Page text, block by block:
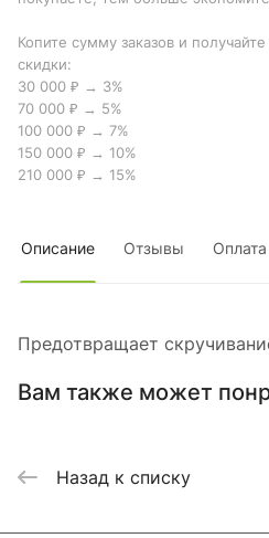
Копите сумму заказов и
скидки:
30 000 ₽ → 3%
70 000 ₽ → 5%
100 000 ₽ → 7%
150 000 ₽ → 10%
210 000 ₽ → 15%
Описание Отзывы Оплата
Предотвращает
Вам также может
Назад к списку